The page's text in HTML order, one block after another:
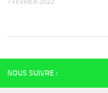
7 FÉVRIER 2022
NOUS SUIVRE :